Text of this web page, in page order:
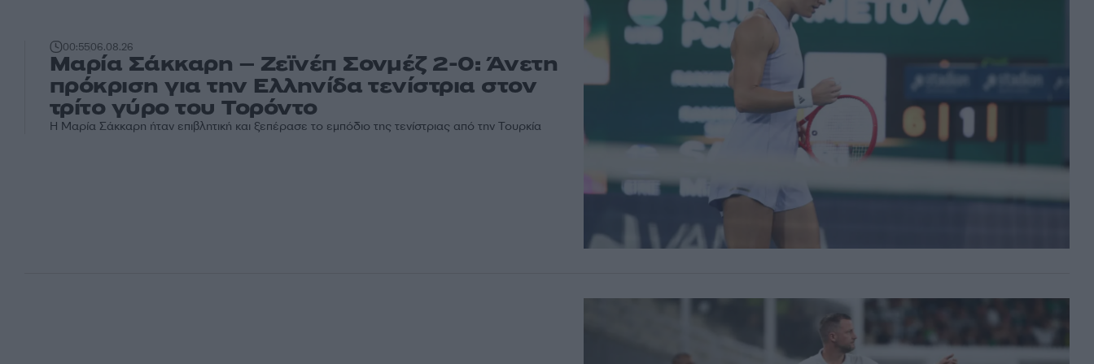
00:5506.08.26
Μαρία Σάκκαρη – Ζεϊνέπ Σονμέζ 2-0: Άνετη
πρόκριση για την Ελληνίδα τενίστρια στον
τρίτο γύρο του Τορόντο
Η Μαρία Σάκκαρη ήταν επιβλητική και ξεπέρασε το εμπόδιο της τενίστριας από την Τουρκία